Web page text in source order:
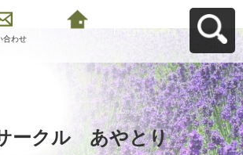
合わせ
ークル あやとり